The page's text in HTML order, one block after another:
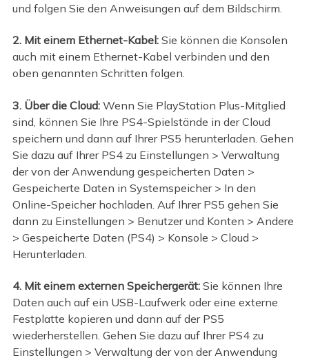
und folgen Sie den Anweisungen auf dem Bildschirm.
2. Mit einem Ethernet-Kabel:Sie können die Konsolen
auch mit einem Ethernet-Kabel verbinden und den
oben genannten Schritten folgen.
3. Über die Cloud: Wenn Sie PlayStation Plus-Mitglied
sind, können Sie Ihre PS4-Spielstände in der Cloud
speichern und dann auf Ihrer PS5 herunterladen. Gehen
Sie dazu auf Ihrer PS4 zu Einstellungen > Verwaltung
der von der Anwendung gespeicherten Daten >
Gespeicherte Daten in Systemspeicher > In den
Online-Speicher hochladen. Auf Ihrer PS5 gehen Sie
dann zu Einstellungen > Benutzer und Konten > Andere
> Gespeicherte Daten (PS4) > Konsole > Cloud >
Herunterladen.
4. Mit einem externen Speichergerät:Sie können Ihre
Daten auch auf ein USB-Laufwerk oder eine externe
Festplatte kopieren und dann auf der PS5
wiederherstellen. Gehen Sie dazu auf Ihrer PS4 zu
Einstellungen > Verwaltung der von der Anwendung